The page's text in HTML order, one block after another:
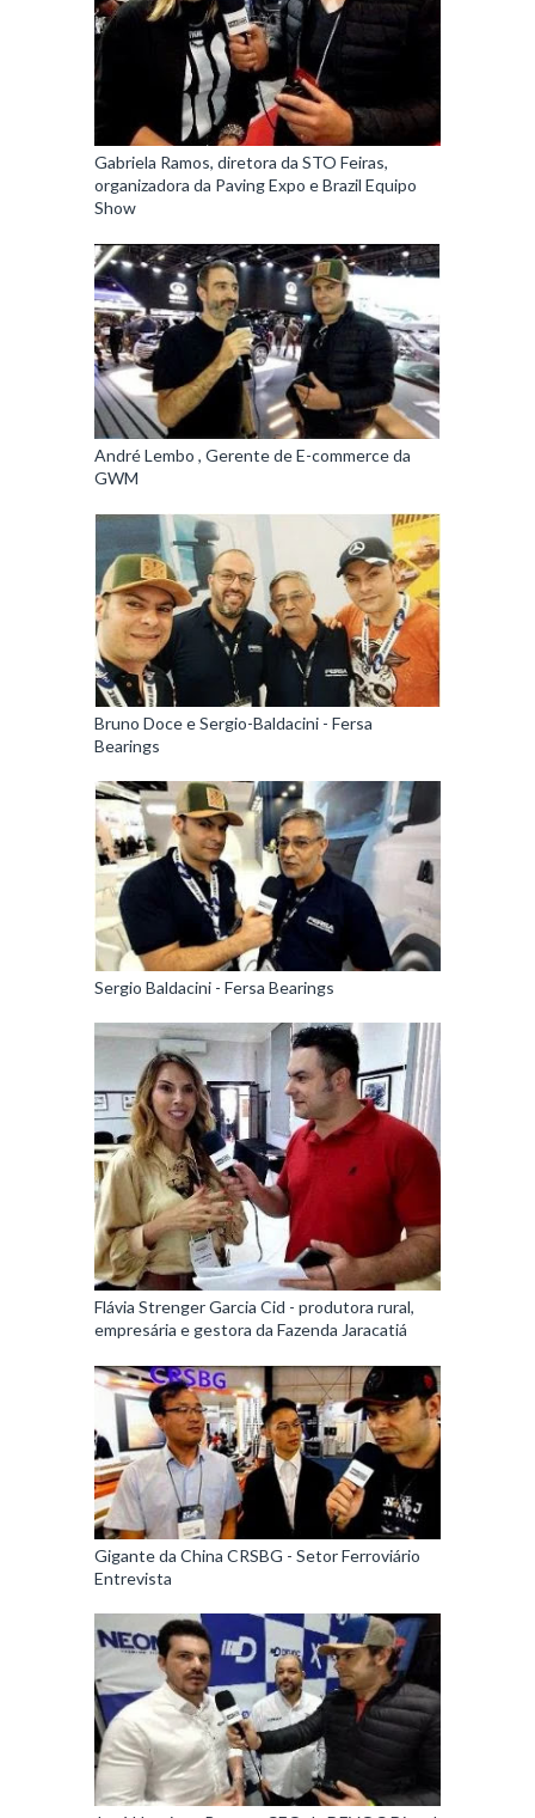
Gabriela Ramos, diretora da STO Feiras,
organizadora da Paving Expo e Brazil Equipo
Show
André Lembo , Gerente de E-commerce da
GWM
Bruno Doce e Sergio-Baldacini - Fersa
Bearings
Sergio Baldacini - Fersa Bearings
Flávia Strenger Garcia Cid - produtora rural,
empresária e gestora da Fazenda Jaracatiá
Gigante da China CRSBG - Setor Ferroviário
Entrevista